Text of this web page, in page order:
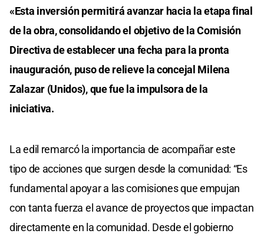
«Esta inversión permitirá avanzar hacia la etapa final
de la obra, consolidando el objetivo de la Comisión
Directiva de establecer una fecha para la pronta
inauguración, puso de relieve la concejal Milena
Zalazar (Unidos), que fue la impulsora de la
iniciativa.
La edil remarcó la importancia de acompañar este
tipo de acciones que surgen desde la comunidad: “Es
fundamental apoyar a las comisiones que empujan
con tanta fuerza el avance de proyectos que impactan
directamente en la comunidad. Desde el gobierno